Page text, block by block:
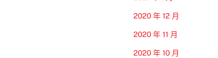
2020 年 12 月
2020 年 11 月
2020 年 10 月